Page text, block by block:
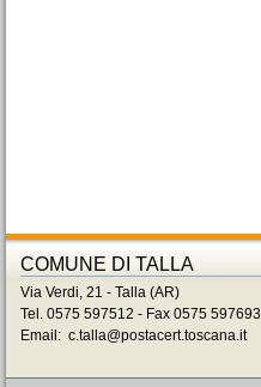
COMUNE DI TALLA
Via Verdi, 21 - Talla (AR)
Tel. 0575 597512 - Fax 0575 597693
Email: c.talla@postacert.toscana.it